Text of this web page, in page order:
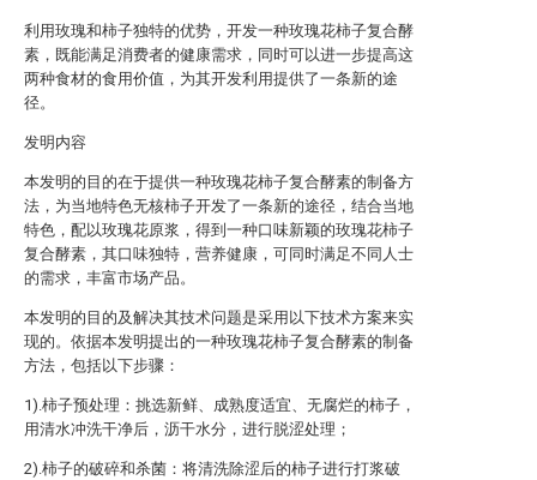
利用玫瑰和柿子独特的优势，开发一种玫瑰花柿子复合酵
素，既能满足消费者的健康需求，同时可以进一步提高这
两种食材的食用价值，为其开发利用提供了一条新的途
径。
发明内容
本发明的目的在于提供一种玫瑰花柿子复合酵素的制备方
法，为当地特色无核柿子开发了一条新的途径，结合当地
特色，配以玫瑰花原浆，得到一种口味新颖的玫瑰花柿子
复合酵素，其口味独特，营养健康，可同时满足不同人士
的需求，丰富市场产品。
本发明的目的及解决其技术问题是采用以下技术方案来实
现的。依据本发明提出的一种玫瑰花柿子复合酵素的制备
方法，包括以下步骤：
1).柿子预处理：挑选新鲜、成熟度适宜、无腐烂的柿子，
用清水冲洗干净后，沥干水分，进行脱涩处理；
2).柿子的破碎和杀菌：将清洗除涩后的柿子进行打浆破